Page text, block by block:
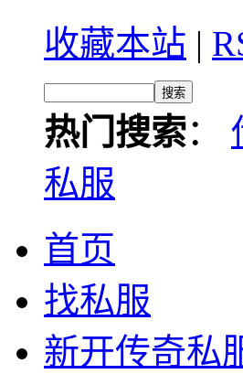
收藏本站 |
热门搜索：
私服
首页
找私服
新开传奇私